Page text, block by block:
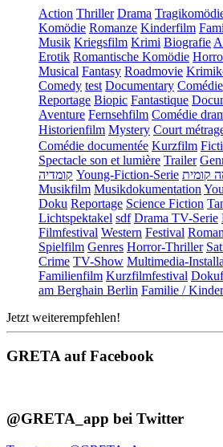
Action Thriller Drama
Komödie Romanze Kinderfilm
Musik Kriegsfilm Krimi Biografie
Erotik Romantische Komödie
Musical Fantasy Roadmovie
Comedy test Documentary Comédie
Reportage Biopic Fantastique
Aventure Fernsehfilm Comédie
Historienfilm Mystery Court
Comédie documentée Kurzfilm
Spectacle son et lumière Trailer
קומדיה Young-Fiction-Serie קומית
Musikfilm Musikdokumentation
Doku Reportage Science Fiction
Lichtspektakel sdf Drama TV-Serie
Filmfestival Western Festival
Spielfilm Genres Horror-Thriller
Crime TV-Show Multimedia-
Familienfilm Kurzfilmfestival
am Berghain Berlin Familie / Kinder
Jetzt weiterempfehlen!
GRETA auf Facebook
@GRETA_app bei Twitter